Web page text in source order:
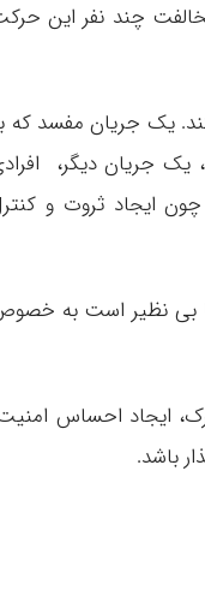
چند نفر این
یک جریان مفسد که
یک جریان دیگر،
چون ایجاد ثروت و
بی نظیر است به
ایجاد احساس
باشد.